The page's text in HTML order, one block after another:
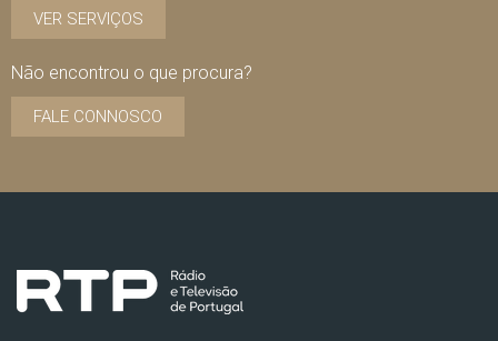
VER SERVIÇOS
Não encontrou o que procura?
FALE CONNOSCO